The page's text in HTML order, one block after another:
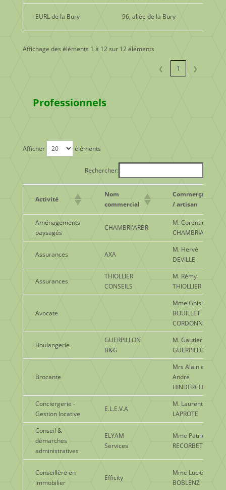
EURL de la Bury 96, allée de la Bury
Affichage des éléments 1 à 12 sur 12 éléments
❮ 1 ❯
Professionnels
Afficher éléments
Rechercher:
Activité
Nom
commercial
Commerçant
/ artisan
Aménagements
paysagés
CHAMBRI'ARBR
M. Corentin
CHAMBRIARD
Assurances AXA
M. Hervé
DEVILLE
Assurances
THIOLLIER
CONSEILS
M. Rémy
THIOLLIER
Avocate
Mme Ghislaine
BOUILLET
CORDONNIER
Boulangerie
GUERPILLON
B&G
M. Gautier
GUERPILLON
Brocante
Mrs Alain et
André
HINDERCHIED
Conciergerie -
Gestion locative
E.L.E.V.A
M. Laurent
LAPROTE
Conseil &
démarches
administratives
ELYAM
Services
Mme Patricia
RECORBET
Conseillère en
immobilier
Efficity
Mme Lucie
BOBLENZ